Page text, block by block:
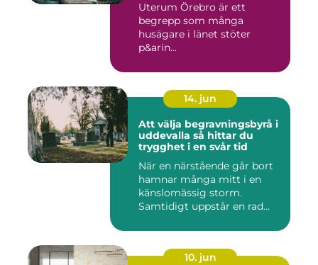
Uterum Örebro är ett
begrepp som många
husägare i länet stöter
p&arin...
14. jun
Att välja begravningsbyrå i
uddevalla så hittar du
trygghet i en svår tid
När en närstående går bort
hamnar många mitt i en
känslomässig storm.
Samtidigt uppstår en rad
10. jun